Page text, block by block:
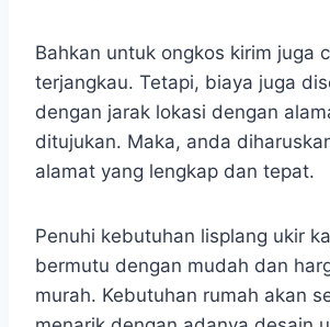
Bahkan untuk ongkos kirim juga
terjangkau. Tetapi, biaya juga
dengan jarak lokasi dengan
ditujukan. Maka, anda
alamat yang lengkap dan tepat.
Penuhi kebutuhan lisplang ukir
bermutu dengan mudah dan
murah. Kebutuhan rumah akan